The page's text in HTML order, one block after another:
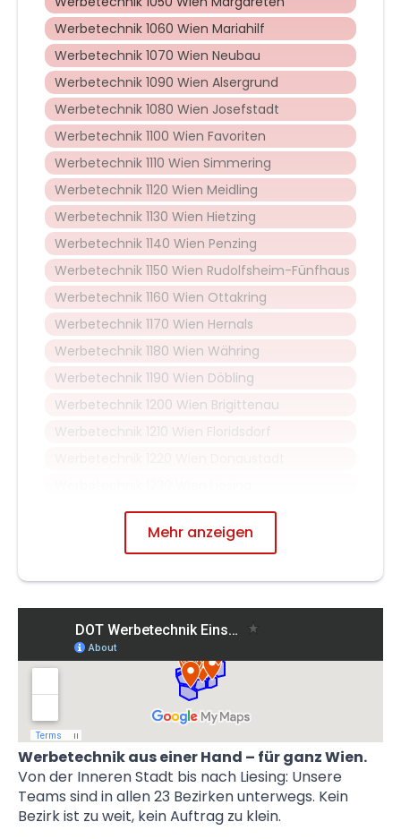
Werbetechnik 1060 Wien Mariahilf
Werbetechnik 1070 Wien Neubau
Werbetechnik 1090 Wien Alsergrund
Werbetechnik 1080 Wien Josefstadt
Werbetechnik 1100 Wien Favoriten
Werbetechnik 1110 Wien Simmering
Werbetechnik 1120 Wien Meidling
Werbetechnik 1130 Wien Hietzing
Werbetechnik 1140 Wien Penzing
Werbetechnik 1150 Wien Rudolfsheim-Fünfhaus
Werbetechnik 1160 Wien Ottakring
Werbetechnik 1170 Wien Hernals
Werbetechnik 1180 Wien Währing
Werbetechnik 1190 Wien Döbling
Werbetechnik 1200 Wien Brigittenau
Werbetechnik 1210 Wien Floridsdorf
Mehr anzeigen
Werbetechnik aus einer Hand – für ganz Wien.
Von der Inneren Stadt bis nach Liesing: Unsere
Teams sind in allen 23 Bezirken unterwegs. Kein
Bezirk ist zu weit, kein Auftrag zu klein.